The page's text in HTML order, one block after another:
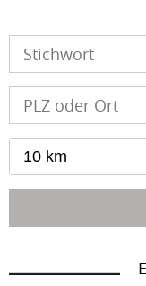
10 km